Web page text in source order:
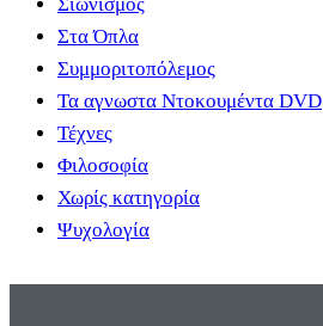
Στα Όπλα
Συμμοριτοπόλεμος
Τα αγνωστα Ντοκουμέντα DVD
Τέχνες
Φιλοσοφία
Χωρίς κατηγορία
Ψυχολογία